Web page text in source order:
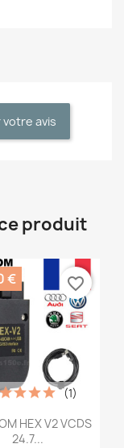
avis
produit
rapide
HEX V2 VCDS
24.7...
(1)
€ favorite_border